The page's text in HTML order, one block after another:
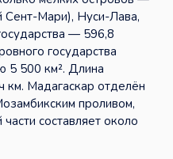
Мари), Нуси-Лава,
— 596,8
государства
5 500 км². Длина
км. Мадагаскар отделён
проливом,
составляет около